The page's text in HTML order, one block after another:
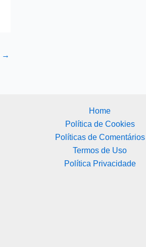
→
Home
Política de Cookies
Políticas de Comentários
Termos de Uso
Política Privacidade